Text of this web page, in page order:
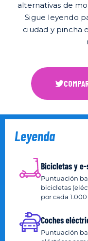
alternativas de
Sigue leyendo
ciudad y pincha